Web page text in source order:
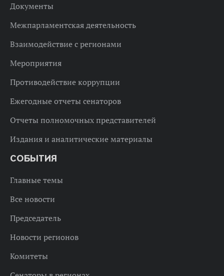
Документы
Межпарламентская деятельность
Взаимодействие с регионами
Мероприятия
Противодействие коррупции
Ежегодные отчеты сенаторов
Отчеты полномочных представителей
Издания и аналитические материалы
СОБЫТИЯ
Главные темы
Все новости
Председатель
Новости регионов
Комитеты